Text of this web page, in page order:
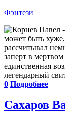
Фэнтези
может быть
рассчитывал
заперт в
единственная
легендарный
0 Подробнее
Сахаров